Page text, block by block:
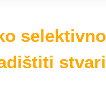
selektivno
stvari